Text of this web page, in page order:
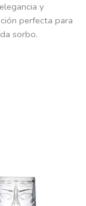
y
perfecta para
sorbo.